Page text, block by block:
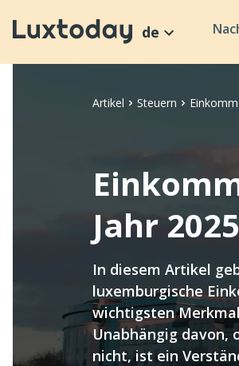
de
Artikel Steuern
Jahr 2025
In diesem Artikel
luxemburgische
wichtigsten
Unabhängig davon,
nicht, ist ein